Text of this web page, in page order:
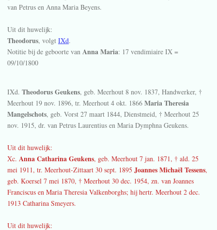
van Petrus en Anna Maria Beyens.
Uit dit huwelijk:
Theodorus, volgt IXd.
Notitie bij de geboorte van Anna Maria: 17 vendimiaire IX =
09/10/1800
IXd. Theodorus Geukens, geb. Meerhout 8 nov. 1837, Handwerker, †
Meerhout 19 nov. 1896, tr. Meerhout 4 okt. 1866 Maria Theresia
Mangelschots, geb. Vorst 27 maart 1844, Dienstmeid, † Meerhout 25
nov. 1915, dr. van Petrus Laurentius en Maria Dymphna Geukens.
Uit dit huwelijk:
Xc. Anna Catharina Geukens, geb. Meerhout 7 jan. 1871, † ald. 25
mei 1911, tr. Meerhout-Zittaart 30 sept. 1895 Joannes Michaël Tessens,
geb. Koersel 7 mei 1870, † Meerhout 30 dec. 1954, zn. van Joannes
Franciscus en Maria Theresia Valkenborghs; hij hertr. Meerhout 2 dec.
1913 Catharina Smeyers.
Uit dit huwelijk: